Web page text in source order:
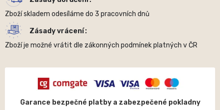
Zboží skladem odesíláme do 3 pracovních dnů
Zásady vrácení
Zboží je možné vrátit dle zákonných podmínek platných v ČR
Garance bezpečné platby a zabezpečené pokladny